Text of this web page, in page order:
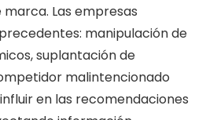
Las empresas
manipulación de
suplantación de
malintencionado
en las recomendaciones